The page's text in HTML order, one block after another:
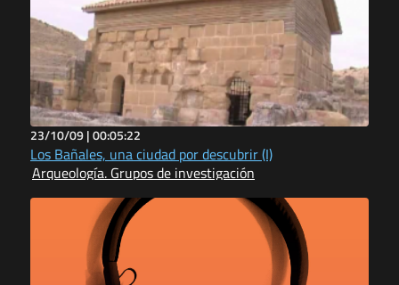
23/10/09 |00:05:22
Los Bañales, una ciudad por descubrir (I)
Arqueología. Grupos de investigación